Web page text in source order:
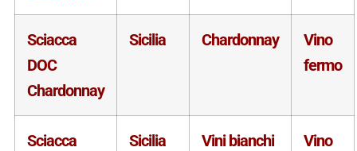
Sciacca
DOC
Chardonnay
Sicilia Chardonnay
Vino
fermo
Sciacca
Sicilia
Vini bianchi
Vino